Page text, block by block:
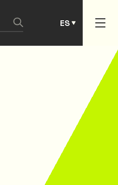
ES